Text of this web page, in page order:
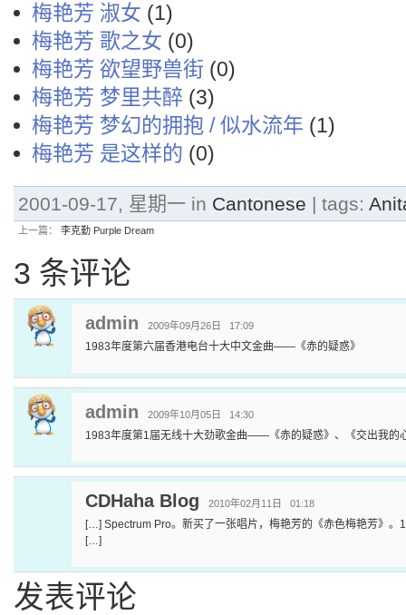
梅艳芳 淑女 (1)
梅艳芳 歌之女 (0)
梅艳芳 欲望野兽街 (0)
梅艳芳 梦里共醉 (3)
梅艳芳 梦幻的拥抱 / 似水流年 (1)
梅艳芳 是这样的 (0)
2001-09-17, 星期一 in Cantonese | tags:
上一篇： 李克勤 Purple Dream
3 条评论
admin 2009年09月26日 17:09
1983年度第六届香港电台十大中文金曲——《赤的疑惑》
admin 2009年10月05日 14:30
1983年度第1届无线十大劲歌金曲——《赤的疑惑》、《交出我的
CDHaha Blog 2010年02月11日 01:18
[…] Spectrum Pro。新买了一张唱片，梅艳芳的《赤色梅艳芳》。
[…]
发表评论